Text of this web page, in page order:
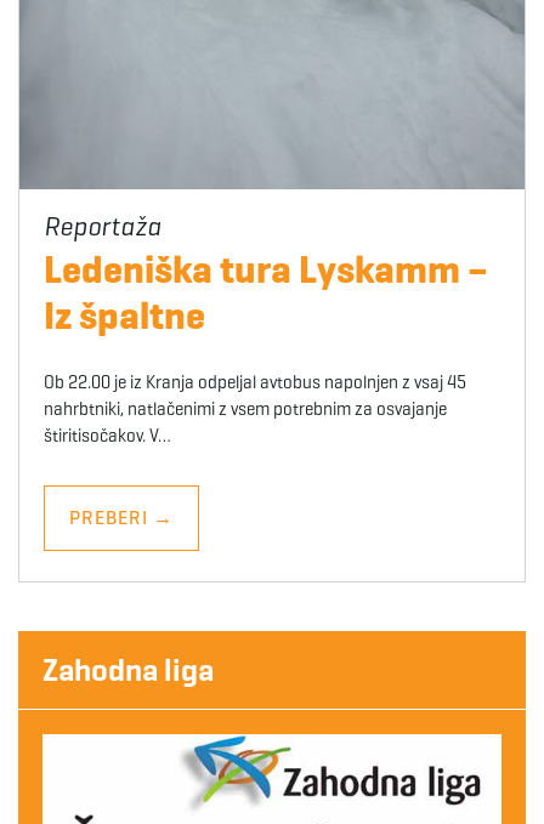
Ledeniška tura Lyskamm –
Iz špaltne
Ob 22.00 je iz Kranja odpeljal avtobus napolnjen z vsaj 45
nahrbtniki, natlačenimi z vsem potrebnim za osvajanje
štiritisočakov. V…
PREBERI →
Zahodna liga